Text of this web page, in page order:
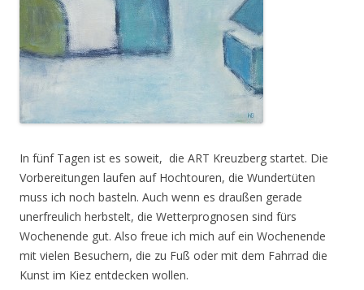
In fünf Tagen ist es soweit, die ART Kreuzberg startet. Die
Vorbereitungen laufen auf Hochtouren, die Wundertüten
muss ich noch basteln. Auch wenn es draußen gerade
unerfreulich herbstelt, die Wetterprognosen sind fürs
Wochenende gut. Also freue ich mich auf ein Wochenende
mit vielen Besuchern, die zu Fuß oder mit dem Fahrrad die
Kunst im Kiez entdecken wollen.